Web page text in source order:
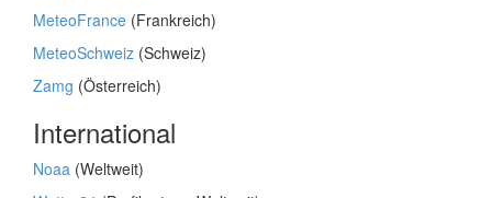
MeteoFrance (Frankreich)
MeteoSchweiz (Schweiz)
Zamg (Österreich)
International
Noaa (Weltweit)